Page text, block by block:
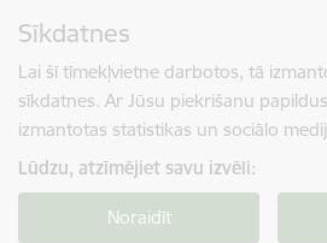
Sīkdatnes
Lai šī tīmekļvietne darbotos, tā
sīkdatnes. Ar Jūsu piekrišanu
izmantotas statistikas un sociālo
Lūdzu, atzīmējiet savu izvēli:
Noraidīt